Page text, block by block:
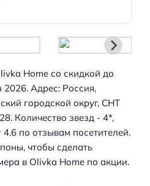
Home со скидкой до
Адрес: Россия,
городской округ, СНТ
Количество звезд - 4*,
по отзывам посетителей.
чтобы сделать
в Olivka Home по акции.